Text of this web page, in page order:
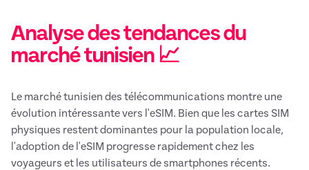
Analyse des tendances du
marché tunisien 📈
Le marché tunisien des télécommunications montre une
évolution intéressante vers l'eSIM. Bien que les cartes SIM
physiques restent dominantes pour la population locale,
l'adoption de l'eSIM progresse rapidement chez les
voyageurs et les utilisateurs de smartphones récents.